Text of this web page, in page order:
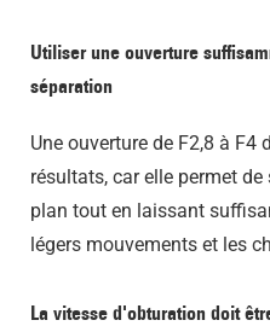
Utiliser une ouverture
séparation
Une ouverture de F2,8 à F4
résultats, car elle permet
plan tout en laissant
légers mouvements et les
La vitesse d'obturation doit